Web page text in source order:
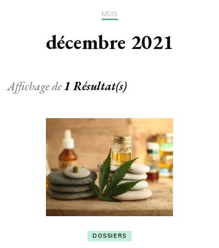
MOIS
décembre 2021
Affichage de1 Résultat(s)
DOSSIERS